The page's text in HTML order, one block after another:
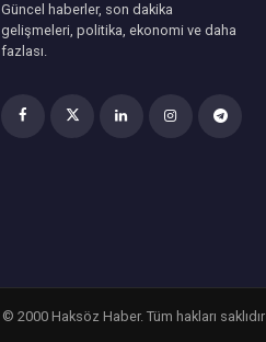
Güncel haberler, son dakika
gelişmeleri, politika, ekonomi ve daha
fazlası.
© 2000 Haksöz Haber. Tüm hakları saklıdır